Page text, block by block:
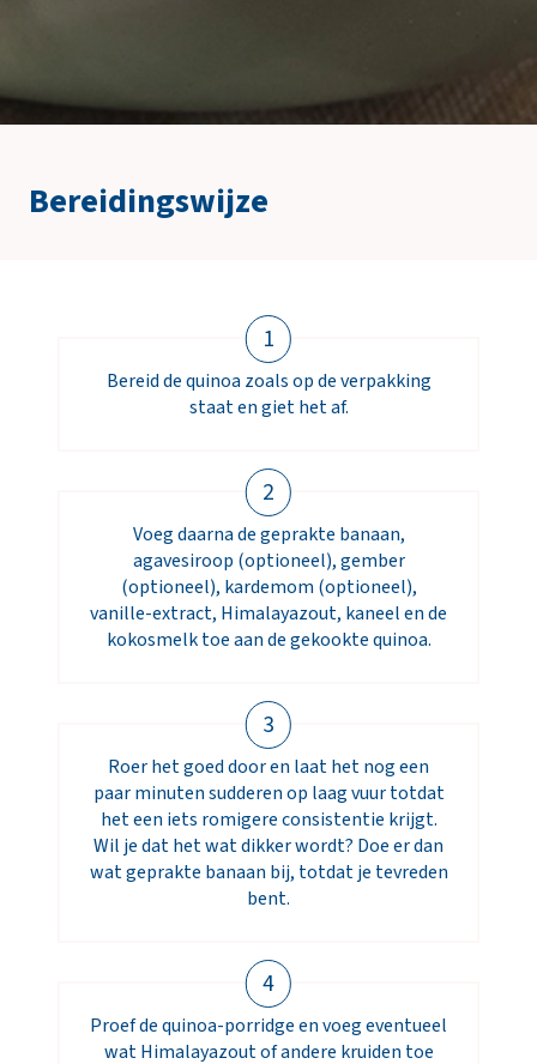
Bereidingswijze
1
Bereid de quinoa zoals op de verpakking
staat en giet het af.
2
Voeg daarna de geprakte banaan,
agavesiroop (optioneel), gember
(optioneel), kardemom (optioneel),
vanille-extract, Himalayazout, kaneel en de
kokosmelk toe aan de gekookte quinoa.
3
Roer het goed door en laat het nog een
paar minuten sudderen op laag vuur totdat
het een iets romigere consistentie krijgt.
Wil je dat het wat dikker wordt? Doe er dan
wat geprakte banaan bij, totdat je tevreden
bent.
4
Proef de quinoa-porridge en voeg eventueel
wat Himalayazout of andere kruiden toe